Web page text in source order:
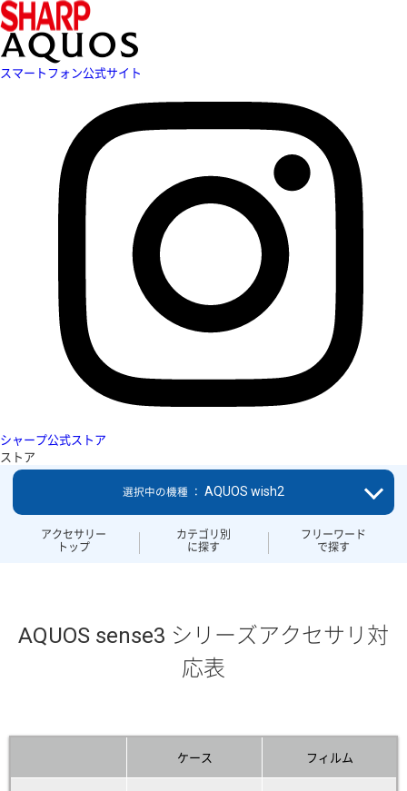
スマートフォン公式サイト
シャープ公式ストア
ストア
アクセサリー
トップ
カテゴリ別
に探す
フリーワード
で探す
選択中の機種 ： AQUOS wish2
AQUOS sense3 シリーズアクセサリ対
応表
ケース フィルム